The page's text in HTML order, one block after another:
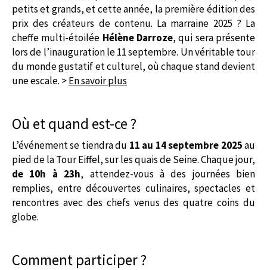
petits et grands, et cette année, la première édition des
prix des créateurs de contenu. La marraine 2025 ? La
cheffe multi-étoilée Hélène Darroze, qui sera présente
lors de l’inauguration le 11 septembre. Un véritable tour
du monde gustatif et culturel, où chaque stand devient
une escale. >En savoir plus
Où et quand est-ce ?
L’événement se tiendra du 11 au 14 septembre 2025au
pied de la Tour Eiffel, sur les quais de Seine. Chaque jour,
de 10h à 23h, attendez-vous à des journées bien
remplies, entre découvertes culinaires, spectacles et
rencontres avec des chefs venus des quatre coins du
globe.
Comment participer ?